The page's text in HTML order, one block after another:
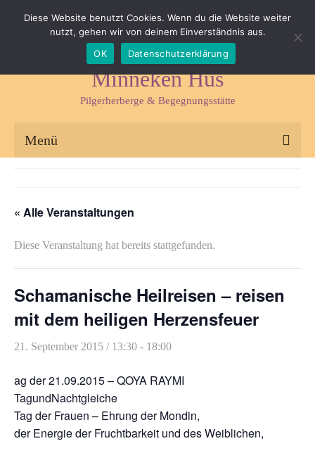
Impressum Datenschutz Kontakt & Anfahrt
Suchen
nach:
Minneken Hus
Pilgerherberge & Begegnungsstätte
Menü
Kräuterlädchen
Kräuterseminare
Heilreisen
Fasten und Pilgern
Veranstaltungen
« Alle Veranstaltungen
Diese Veranstaltung hat bereits stattgefunden.
Schamanische Heilreisen – reisen
mit dem heiligen Herzensfeuer
21. September 2015 / 13:30 - 18:00
ag der 21.09.2015 – QOYA RAYMI
TagundNachtgleiche
Tag der Frauen – Ehrung der Mondin,
der Energie der Fruchtbarkeit und des Weiblichen,
Diese Website benutzt Cookies. Wenn du die Website weiter
nutzt, gehen wir von deinem Einverständnis aus.
OK
Datenschutzerklärung